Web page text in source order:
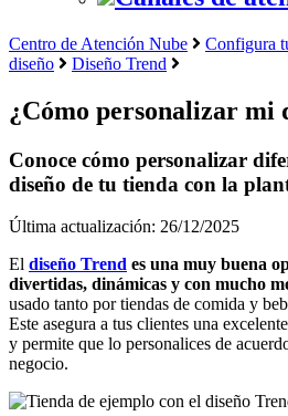
Centro de Atención Nube Configura
diseño
Diseño Trend
¿Cómo personalizar mi
Conoce cómo personalizar
diseño de tu tienda con la
Última actualización: 26/12/2025
El diseño Trend es una muy buena
divertidas, dinámicas y con mucho
usado tanto por tiendas de comida y
Este asegura a tus clientes una
y permite que lo personalices de
negocio.